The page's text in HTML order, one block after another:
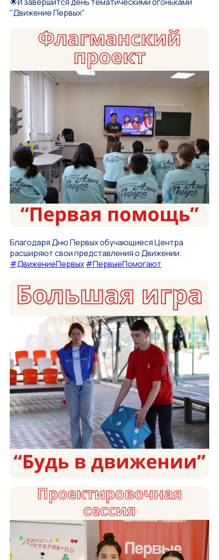
"Движение Первых"
Благодаря Дню Первых обучающиеся Центра
расширяют свои представления о Движении.
#ДвижениеПервых#ПервыеПомогают